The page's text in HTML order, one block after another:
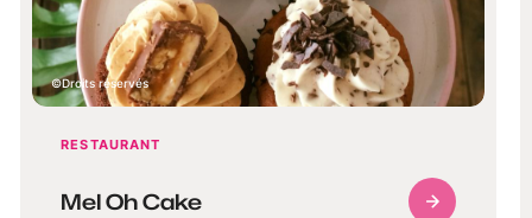
Droits réservés
RESTAURANT
Mel Oh Cake